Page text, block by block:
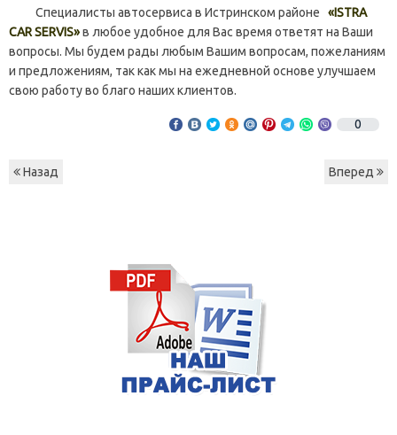
Специалисты автосервиса в Истринском районе «ISTRA
CAR SERVIS»в любое удобное для Вас время ответят на Ваши
вопросы. Мы будем рады любым Вашим вопросам, пожеланиям
и предложениям, так как мы на ежедневной основе улучшаем
свою работу во благо наших клиентов.
0
Назад Вперед